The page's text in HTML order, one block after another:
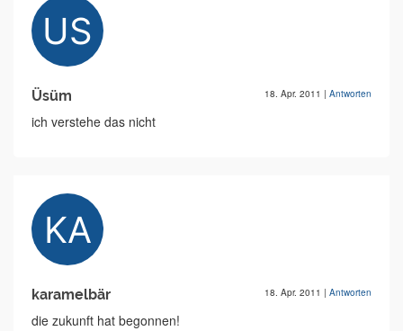
Üsüm 18. Apr. 2011 | Antworten
ich verstehe das nicht
karamelbär 18. Apr. 2011 | Antworten
die zukunft hat begonnen!